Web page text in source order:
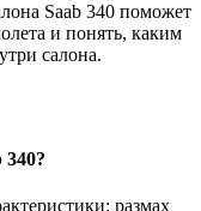
Saab 340 поможет
и понять, каким
салона.
340?
размах